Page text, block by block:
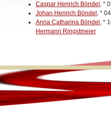
Caspar Henrich Böndel , *
Johan Henrich Böndel , *
Anna Catharina Böndel , *
Hermann Ringstmeier